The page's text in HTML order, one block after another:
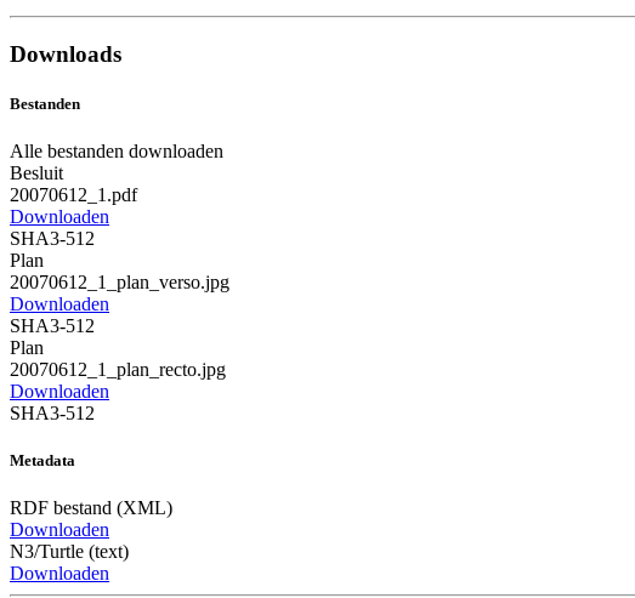
Downloads
Bestanden
Alle bestanden downloaden
Besluit
20070612_1.pdf
Downloaden
SHA3-512
Plan
20070612_1_plan_verso.jpg
Downloaden
SHA3-512
Plan
20070612_1_plan_recto.jpg
Downloaden
SHA3-512
Metadata
RDF bestand (XML)
Downloaden
N3/Turtle (text)
Downloaden